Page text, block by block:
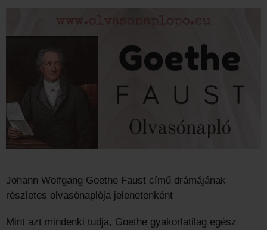
Johann Wolfgang Goethe Faust című drámájának
részletes olvasónaplója jelenetenként
Mint azt mindenki tudja, Goethe gyakorlatilag egész